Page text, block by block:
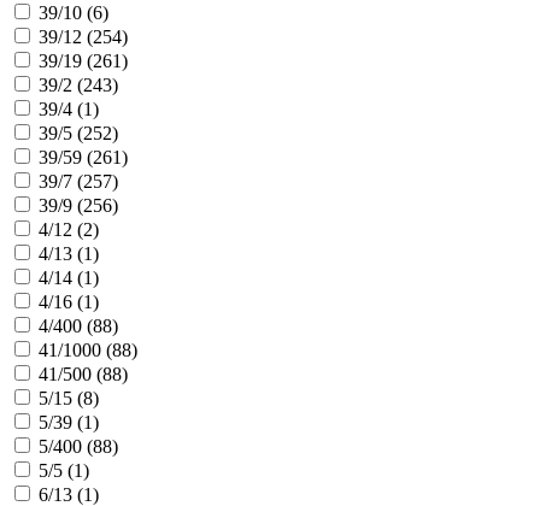
39/10 (6)
39/12 (254)
39/19 (261)
39/2 (243)
39/4 (1)
39/5 (252)
39/59 (261)
39/7 (257)
39/9 (256)
4/12 (2)
4/13 (1)
4/14 (1)
4/16 (1)
4/400 (88)
41/1000 (88)
41/500 (88)
5/15 (8)
5/39 (1)
5/400 (88)
5/5 (1)
6/13 (1)